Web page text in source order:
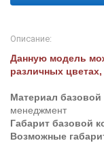
Описание:
Данную модель
различных
Материал базовой
менеджмент
Габарит базовой
Возможные